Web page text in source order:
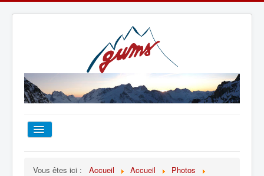
Vous êtes ici : Accueil Accueil
Photos